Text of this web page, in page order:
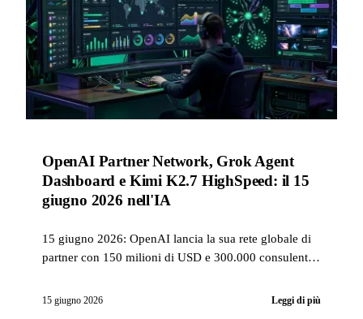
OpenAI Partner Network, Grok Agent
Dashboard e Kimi K2.7 HighSpeed: il 15
giugno 2026 nell'IA
15 giugno 2026: OpenAI lancia la sua rete globale di
partner con 150 milioni di USD e 300.000 consulenti
agente e integra Grok in Warp, Kimi accelera il suo
15 giugno 2026 Leggi di più